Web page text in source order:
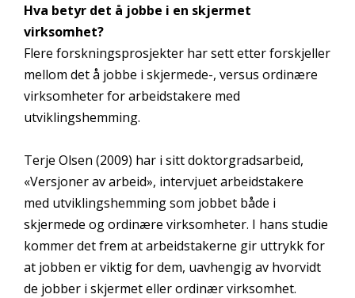
Hva betyr det å jobbe i en skjermet
virksomhet?
Flere forskningsprosjekter har sett etter forskjeller
mellom det å jobbe i skjermede-, versus ordinære
virksomheter for arbeidstakere med
utviklingshemming.
Terje Olsen (2009) har i sitt doktorgradsarbeid,
«Versjoner av arbeid», intervjuet arbeidstakere
med utviklingshemming som jobbet både i
skjermede og ordinære virksomheter. I hans studie
kommer det frem at arbeidstakerne gir uttrykk for
at jobben er viktig for dem, uavhengig av hvorvidt
de jobber i skjermet eller ordinær virksomhet.